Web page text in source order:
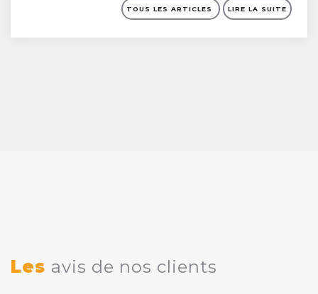
TOUS LES ARTICLES LIRE LA SUITE
Les avis de nos clients